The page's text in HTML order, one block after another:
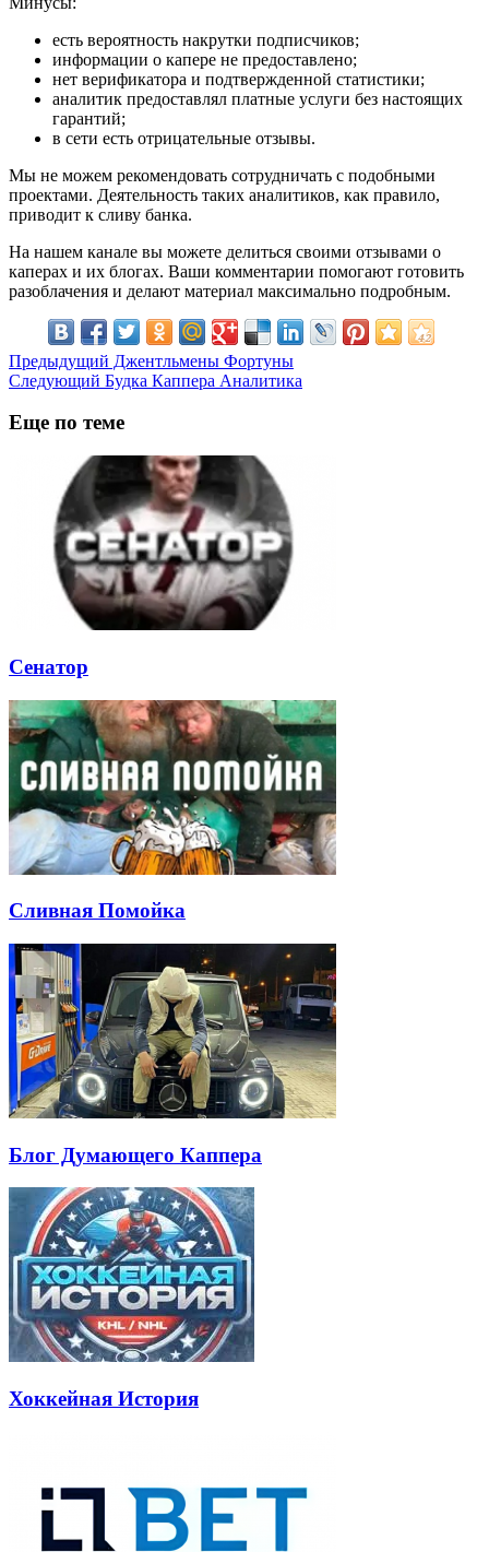
есть вероятность накрутки подписчиков;
информации о капере не предоставлено;
нет верификатора и подтвержденной статистики;
аналитик предоставлял платные услуги без настоящих
гарантий;
в сети есть отрицательные отзывы.
Мы не можем рекомендовать сотрудничать с подобными
проектами. Деятельность таких аналитиков, как правило,
приводит к сливу банка.
На нашем канале вы можете делиться своими отзывами о
каперах и их блогах. Ваши комментарии помогают готовить
разоблачения и делают материал максимально подробным.
Предыдущий Джентльмены Фортуны
Следующий Будка Каппера Аналитика
Еще по теме
Сенатор
Сливная Помойка
Блог Думающего Каппера
Хоккейная История